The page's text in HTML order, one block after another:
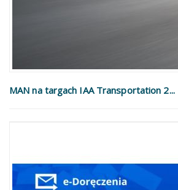
MAN na targach IAA Transportation 2...